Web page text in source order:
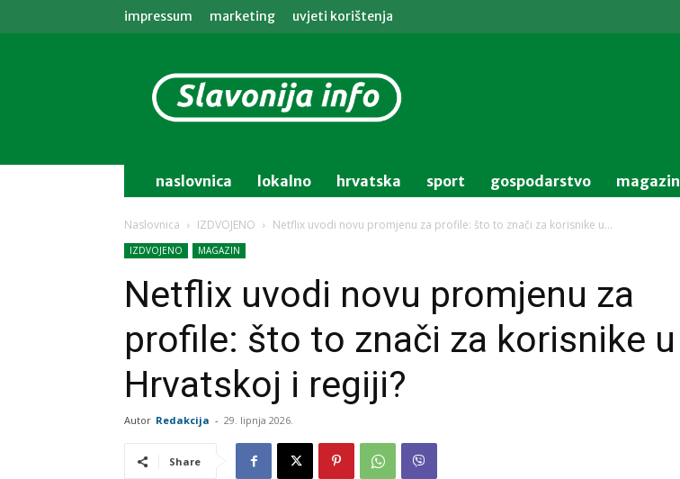
impressum marketing uvjeti korištenja
info
naslovnica lokalno hrvatska sport gospodarstvo magazin
Naslovnica IZDVOJENO Netflix uvodi novu promjenu za profile: što to znači za korisnike u...
IZDVOJENO MAGAZIN
Netflix uvodi novu promjenu za
profile: što to znači za korisnike u
Hrvatskoj i regiji?
Autor Redakcija - 29. lipnja 2026.
Share